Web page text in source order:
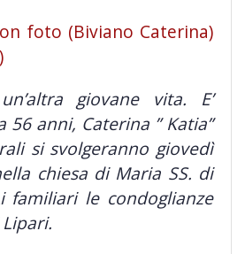
giovane vita. E’
anni, Caterina ” Katia”
si svolgeranno giovedì
chiesa di Maria SS. di
familiari le condoglianze